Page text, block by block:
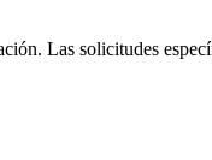
Las solicitudes